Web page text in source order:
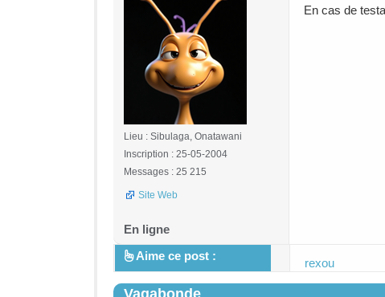
Lieu : Sibulaga, Onatawani
Inscription : 25-05-2004
Messages : 25 215
Site Web
En cas de
En ligne
Aime ce post :
rexou
Vagabonde